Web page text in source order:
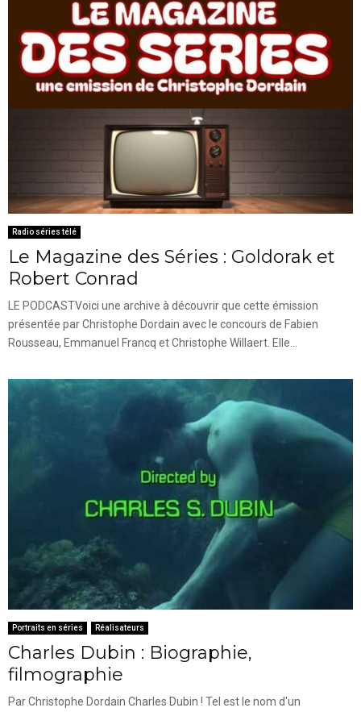
Radio séries télé
Le Magazine des Séries : Goldorak et
Robert Conrad
LE PODCASTVoici une archive à découvrir que cette émission
présentée par Christophe Dordain avec le concours de Fabien
Rousseau, Emmanuel Francq et Christophe Willaert. Elle...
Portraits en séries Réalisateurs
Charles Dubin : Biographie,
filmographie
Par Christophe Dordain Charles Dubin ! Tel est le nom d'un